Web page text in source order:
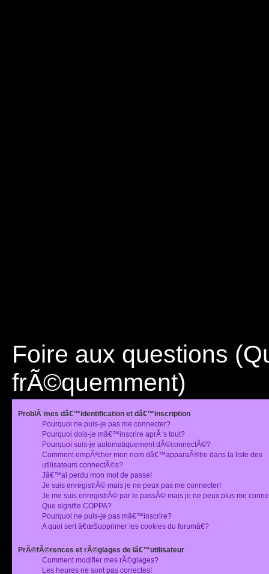
Foire aux questions
frÃ©quemment)
ProblÃ¨mes dâ€™identification et dâ€™inscription
Pourquoi ne puis-je pas me connecter?
Pourquoi dois-je mâ€™inscrire aprÃ¨s tout?
Pourquoi suis-je automatiquement dÃ©connectÃ©?
Comment empÃªcher mon nom dâ€™apparaÃ®tre dans la liste des
utilisateurs connectÃ©s?
Jâ€™ai perdu mon mot de passe!
Je suis enregistrÃ© mais je ne peux pas me connecter!
Je me suis enregistrÃ© par le passÃ© mais je ne peux plus me
Que signifie COPPA?
Pourquoi ne puis-je pas mâ€™inscrire?
A quoi sert â€œSupprimer les cookies du forumâ€?
PrÃ©fÃ©rences et rÃ©glages de lâ€™utilisateur
Comment modifier mes rÃ©glages?
Les heures ne sont pas correctes!